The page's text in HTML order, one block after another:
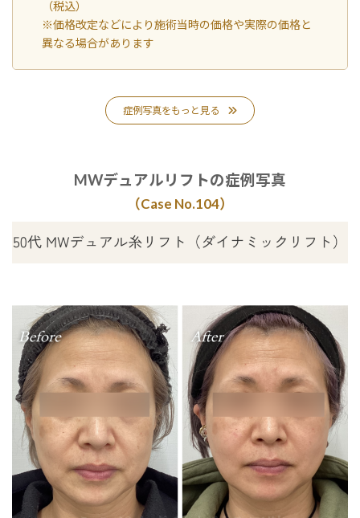
（税込）
※価格改定などにより施術当時の価格や実際の価格と
異なる場合があります
症例写真をもっと見る
MWデュアルリフトの症例写真
（Case No.104）